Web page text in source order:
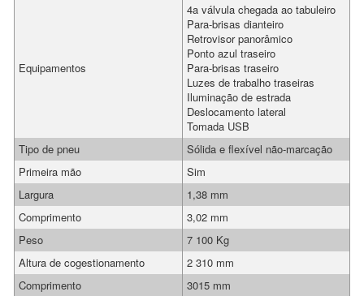
Equipamentos
4a válvula chegada ao tabuleiro
Para-brisas dianteiro
Retrovisor panorâmico
Ponto azul traseiro
Para-brisas traseiro
Luzes de trabalho traseiras
Iluminação de estrada
Deslocamento lateral
Tomada USB
Tipo de pneu
Sólida e flexível não-marcação
Primeira mão
Sim
Largura
1,38 mm
Comprimento
3,02 mm
Peso
7 100 Kg
Altura de cogestionamento
2 310 mm
Comprimento
3015 mm